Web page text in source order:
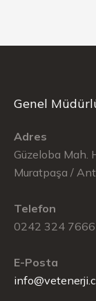
Genel
Adres
Güzeloba Mah.
Muratpaşa /
Telefon
0242 324 7666
E-Posta